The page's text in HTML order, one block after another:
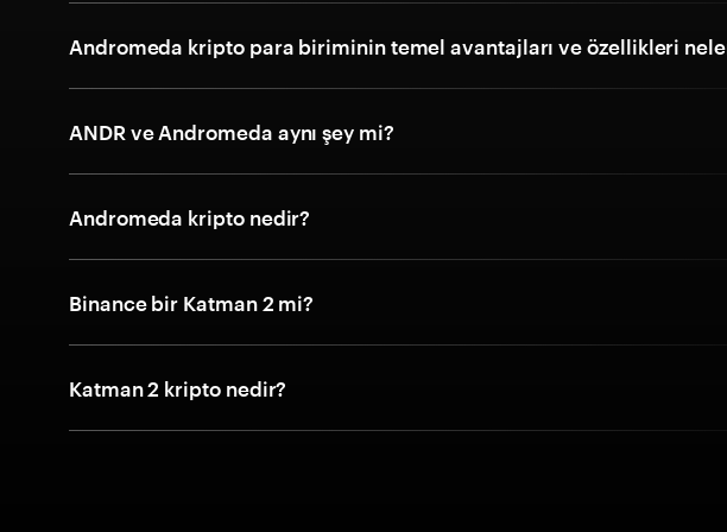
Andromeda kripto para biriminin temel avantajları ve özellikleri
ANDR ve Andromeda aynı şey mi?
Andromeda kripto nedir?
Binance bir Katman 2 mi?
Katman 2 kripto nedir?